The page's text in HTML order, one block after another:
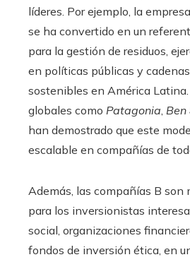
líderes. Por ejemplo, la
se ha convertido en un
para la gestión de residuos,
en políticas públicas y
sostenibles en América
globales como Patagonia, Ben
han demostrado que este
escalable en compañías de
Además, las compañías B son
para los inversionistas
social, organizaciones
fondos de inversión ética, en